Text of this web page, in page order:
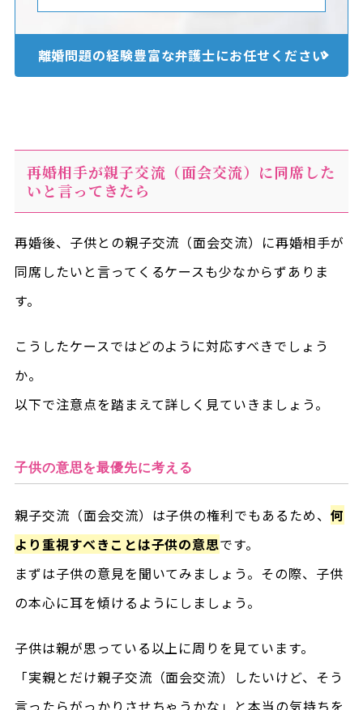
離婚問題の経験豊富な弁護士にお任せください
再婚相手が親子交流（面会交流）に同席した
いと言ってきたら
再婚後、子供との親子交流（面会交流）に再婚相手が
同席したいと言ってくるケースも少なからずありま
す。
こうしたケースではどのように対応すべきでしょう
か。
以下で注意点を踏まえて詳しく見ていきましょう。
子供の意思を最優先に考える
親子交流（面会交流）は子供の権利でもあるため、何
より重視すべきことは子供の意思です。
まずは子供の意見を聞いてみましょう。その際、子供
の本心に耳を傾けるようにしましょう。
子供は親が思っている以上に周りを見ています。
「実親とだけ親子交流（面会交流）したいけど、そう
言ったらがっかりさせちゃうかな」と本当の気持ちを